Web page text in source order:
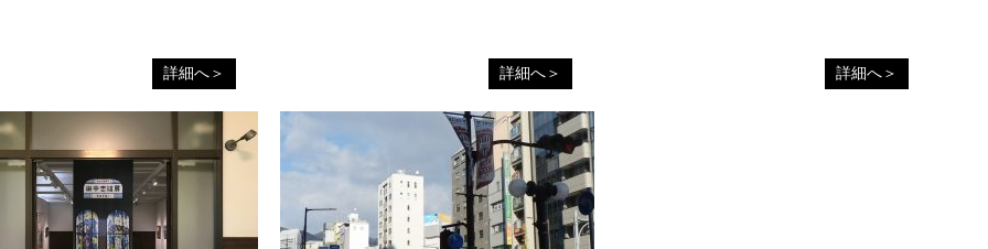
詳細へ＞ 詳細へ＞ 詳細へ＞